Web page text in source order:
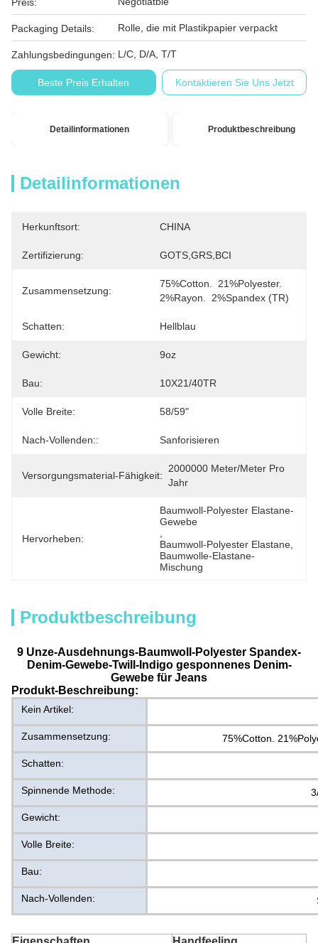
Packaging Details: Rolle, die mit Plastikpapier verpackt
Zahlungsbedingungen: L/C, D/A, T/T
Beste Preis Erhalten Kontaktieren Sie Uns Jetzt
Detailinformationen Produktbeschreibung
Detailinformationen
Herkunftsort: CHINA
Zertifizierung: GOTS,GRS,BCI
Zusammensetzung:
75%Cotton.  21%Polyester.
2%Rayon.  2%Spandex (TR)
Schatten: Hellblau
Gewicht: 9oz
Bau: 10X21/40TR
Volle Breite: 58/59"
Nach-Vollenden:: Sanforisieren
Versorgungsmaterial-Fähigkeit:
2000000 Meter/Meter Pro
Jahr
Hervorheben:
Baumwoll-Polyester Elastane-
Gewebe
Baumwoll-Polyester Elastane
Baumwolle-Elastane-
Mischung
Produktbeschreibung
9 Unze-Ausdehnungs-Baumwoll-Polyester Spandex-
Denim-Gewebe-Twill-Indigo gesponnenes Denim-
Gewebe für Jeans
Produkt-Beschreibung:
Kein Artikel:
Zusammensetzung: 75%Cotton.
Schatten:
Spinnende Methode:
Gewicht:
Volle Breite:
Bau:
Nach-Vollenden: